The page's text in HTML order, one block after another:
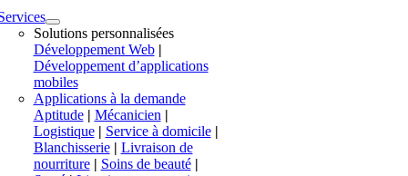
Solutions personnalisées
Développement Web|
Développement d’applications
mobiles
Applications à la demande
Aptitude| Mécanicien|
Logistique| Service à domicile|
Blanchisserie | Livraison de
nourriture | Soins de beauté |